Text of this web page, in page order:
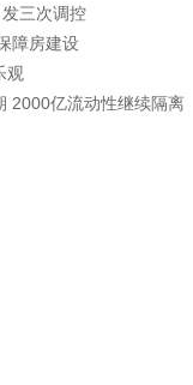
发三次调控
障房建设
观
2000亿流动性继续隔离